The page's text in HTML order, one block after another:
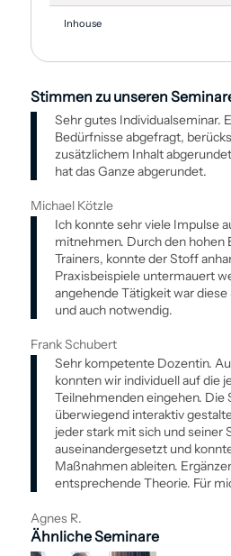
Inhouse
Stimmen zu unseren
Sehr gutes Individualseminar.
Bedürfnisse abgefragt,
zusätzlichem Inhalt
hat das Ganze abgerundet.
Michael Kötzle
Ich konnte sehr viele Impulse
mitnehmen. Durch den hohen
Trainers, konnte der Stoff
Praxisbeispiele untermauert
angehende Tätigkeit war
und auch notwendig.
Frank Schubert
Sehr kompetente Dozentin.
konnten wir individuell auf die
Teilnehmenden eingehen. Die
überwiegend interaktiv
jeder stark mit sich und seiner
auseinandergesetzt und
Maßnahmen ableiten.
entsprechende Theorie. Für
Agnes R.
Ähnliche Seminare